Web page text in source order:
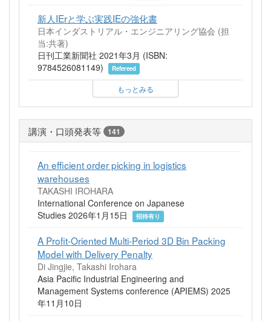
新人IErと学ぶ実践IEの強化書
日本インダストリアル・エンジニアリング協会 (担
当:共著)
日刊工業新聞社 2021年3月 (ISBN:
9784526081149)
Refereed
もっとみる
講演・口頭発表等 141
An efficient order picking in logistics
warehouses
TAKASHI IROHARA
International Conference on Japanese
Studies 2026年1月15日
招待有り
A Profit-Oriented Multi-Period 3D Bin Packing
Model with Delivery Penalty
Di Jingjie, Takashi Irohara
Asia Pacific Industrial Engineering and
Management Systems conference (APIEMS) 2025
年11月10日